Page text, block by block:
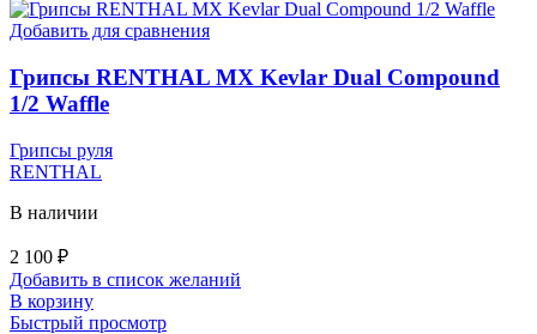
Добавить для сравнения
Грипсы RENTHAL MX Kevlar Dual Compound
1/2 Waffle
Грипсы руля
RENTHAL
В наличии
2 100 ₽
Добавить в список желаний
В корзину
Быстрый просмотр